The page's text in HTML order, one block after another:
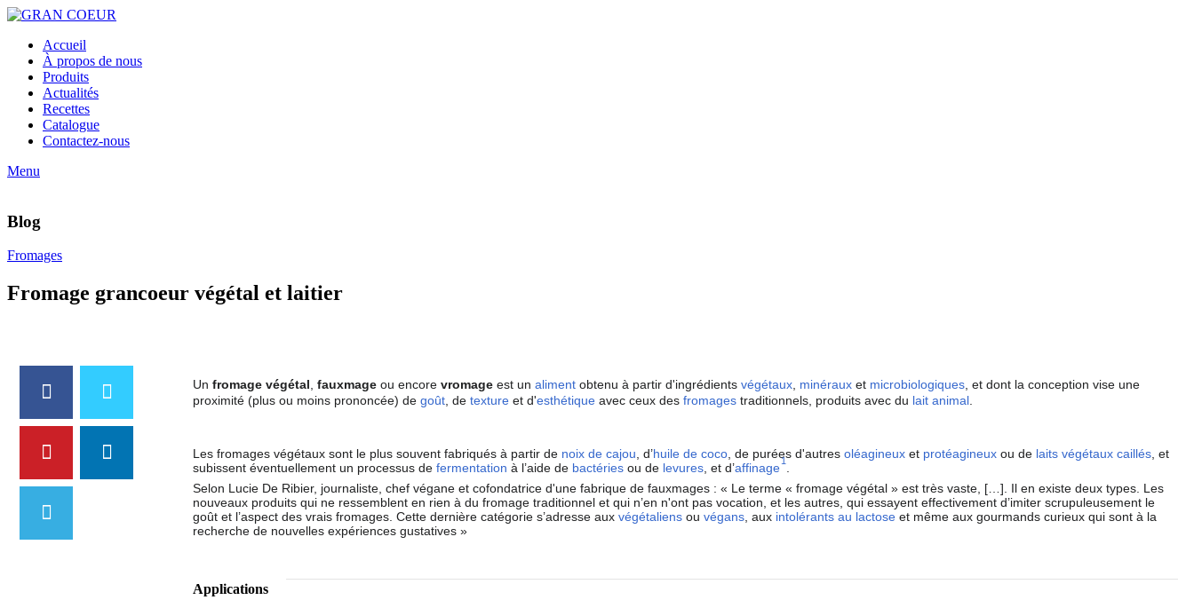
Accueil
À propos de nous
Produits
Actualités
Recettes
Catalogue
Contactez-nous
Menu
Blog
Fromages
Fromage grancoeur végétal et laitier
Unfromage végétal,fauxmage ou encorevromage est unaliment obtenu à partir d'ingrédientsvégétaux, minéraux et microbiologiques, et dont la conception vise une
proximité (plus ou moins prononcée) degoût, detexture et d'esthétique avec ceux desfromages traditionnels, produits avec du lait animal.
Les fromages végétaux sont le plus souvent fabriqués à partir de noix de cajou, d’huile de coco, de purées d'autresoléagineux et protéagineux ou de laits végétaux caillés, et
subissent éventuellement un processus defermentation à l’aide de bactéries ou de levures, et d’affinage1.
Selon Lucie De Ribier, journaliste, chef végane et cofondatrice d'une fabrique de fauxmages :« Le terme « fromage végétal » est très vaste, […]. Il en existe deux types. Les
nouveaux produits qui ne ressemblent en rien à du fromage traditionnel et qui n’en n'ont pas vocation, et les autres, qui essayent effectivement d’imiter scrupuleusement le
goût et l’aspect des vrais fromages. Cette dernière catégorie s’adresse auxvégétaliens ouvégans, aux intolérants au lactose et même aux gourmands curieux qui sont à la
recherche de nouvelles expériences gustatives »
Applications